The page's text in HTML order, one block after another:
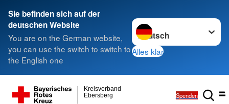
Sie befinden sich auf der
deutschen Website
You are on the German website,
you can use the switch to switch to
the English one
Sprache wechseln zu
Alles klar
Ebersberg
Kreisverband
Spenden